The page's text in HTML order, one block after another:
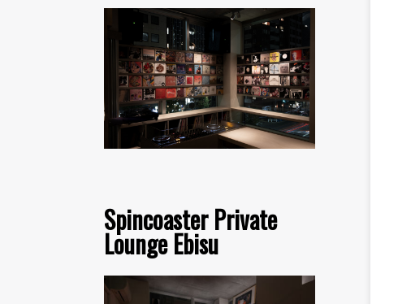
Spincoaster Private
Lounge Ebisu